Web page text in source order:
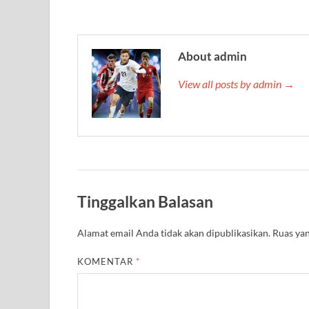
About admin
View all posts by admin →
Tinggalkan Balasan
Alamat email Anda tidak akan dipublikasikan. Ruas
KOMENTAR *